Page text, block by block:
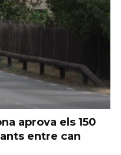
aprova els 150
entre can